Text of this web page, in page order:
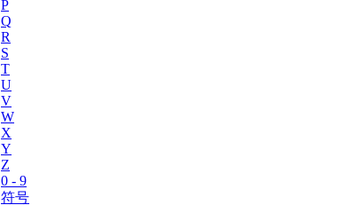
P
Q
R
S
T
U
V
W
X
Y
Z
0 - 9
符号